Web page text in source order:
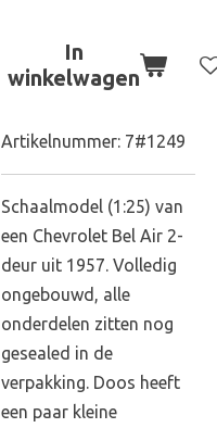
In
winkelwagen
Artikelnummer: 7#1249
Schaalmodel (1:25) van
een Chevrolet Bel Air 2-
deur uit 1957. Volledig
ongebouwd, alle
onderdelen zitten nog
gesealed in de
verpakking. Doos heeft
een paar kleine